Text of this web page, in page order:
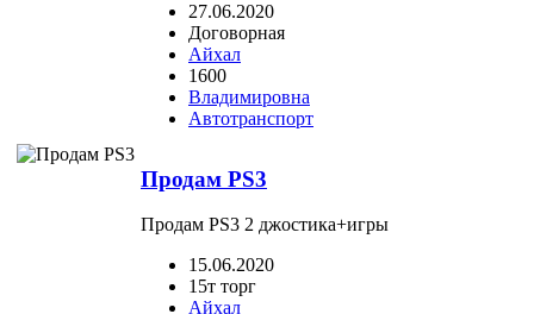
27.06.2020
Договорная
Айхал
1600
Владимировна
Автотранспорт
Продам PS3
Продам PS3 2 джостика+игры
15.06.2020
15т торг
Айхал